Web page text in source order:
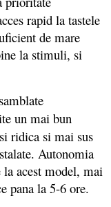
rapid la tastele
de mare
la stimuli, si
un mai bun
ridica si mai sus
Autonomia
la acest model, mai
pana la 5-6 ore.